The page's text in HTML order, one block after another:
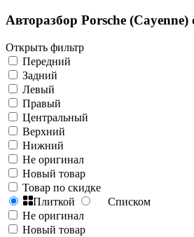
Авторазбор Porsche (Cayenne)
Открыть фильтр
Передний
Задний
Левый
Правый
Центральный
Верхний
Нижний
Не оригинал
Новый товар
Товар по скидке
Плиткой
Списком
Не оригинал
Новый товар